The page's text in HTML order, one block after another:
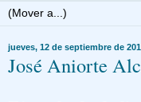
jueves, 12 de septiembre de
José Aniorte